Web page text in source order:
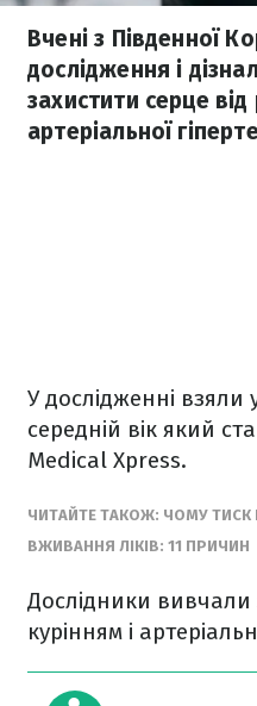
Вчені з Південної
дослідження і
захистити серце
артеріальної
У дослідженні взяли
середній вік який
Medical Xpress.
ЧИТАЙТЕ ТАКОЖ: ЧОМУ ТИСК
ВЖИВАННЯ ЛІКІВ: 11 ПРИЧИН
Дослідники
курінням і